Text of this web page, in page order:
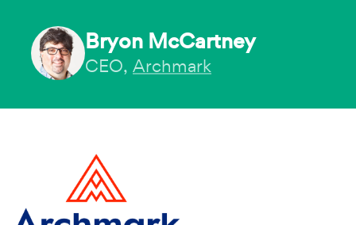
Bryon McCartney
CEO, Archmark